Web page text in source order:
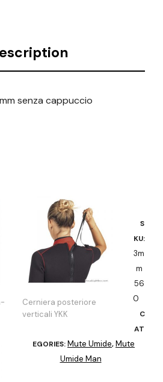
senza cappuccio
Cerniera posteriore
verticali YKK
S
KU:
3m
m
56
0
C
AT
EGORIES:Mute Umide,Mute
Umide Man